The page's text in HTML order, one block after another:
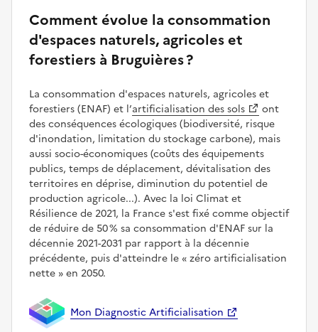
Comment évolue la consommation
d'espaces naturels, agricoles et
forestiers à Bruguières ?
La consommation d'espaces naturels, agricoles et
forestiers (ENAF) et l’artificialisation des sols
ont
des conséquences écologiques (biodiversité, risque
d'inondation, limitation du stockage carbone), mais
aussi socio-économiques (coûts des équipements
publics, temps de déplacement, dévitalisation des
territoires en déprise, diminution du potentiel de
production agricole...). Avec la loi Climat et
Résilience de 2021, la France s'est fixé comme objectif
de réduire de 50 % sa consommation d'ENAF sur la
décennie 2021-2031 par rapport à la décennie
précédente, puis d'atteindre le
zéro artificialisation
nette
en 2050.
Mon Diagnostic Artificialisation